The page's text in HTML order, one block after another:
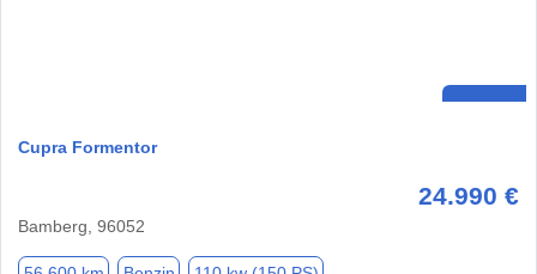
Cupra Formentor
24.990 €
Bamberg, 96052